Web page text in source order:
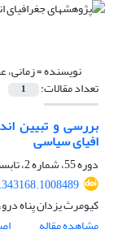
نویسنده =زمانی،
تعداد مقالات: 1
بررسی و تبیین
افیای سیاسی
دوره 55، شماره 2، تابستان 1402، صفحه
کیومرث یزدان پناه
مشاهده مقاله